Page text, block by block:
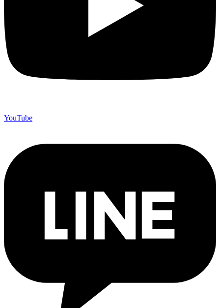
YouTube